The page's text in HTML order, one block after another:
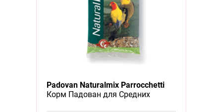
Padovan Naturalmix Parrocchetti
Корм Падован для Средних